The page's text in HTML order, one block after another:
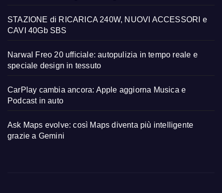
STAZIONE di RICARICA 240W, NUOVI ACCESSORI e
CAVI 40Gb SBS
Narwal Freo 20 ufficiale: autopulizia in tempo reale e
speciale design in tessuto
CarPlay cambia ancora: Apple aggiorna Musica e
Podcast in auto
Ask Maps evolve: così Maps diventa più intelligente
grazie a Gemini